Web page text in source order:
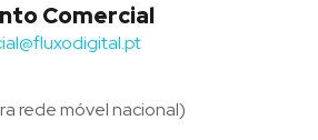
Comercial
rede móvel nacional)